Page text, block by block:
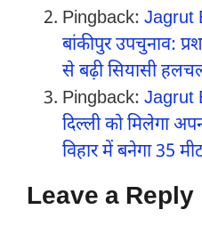
Pingback: Jagrut
बांकीपुर उपचुनाव:
से बढ़ी सियासी
Pingback: Jagrut
दिल्ली को मिलेगा
विहार में बनेगा 35
Leave a Reply